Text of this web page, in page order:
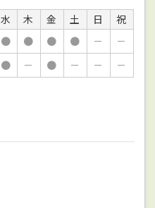
水 木 金 土 日
祝
● ● ● ● －
－
● － ● － － －